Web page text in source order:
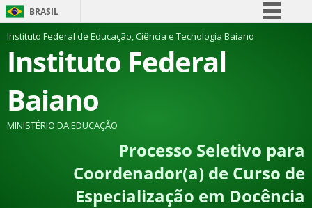
BRASIL
Simplifique!
Comunica BR
Canais
Instituto Federal de Educação, Ciência e Tecnologia Baiano
Instituto Federal
Baiano
MINISTÉRIO DA EDUCAÇÃO
Processo Seletivo para
Coordenador(a) de Curso de
Especialização em Docência